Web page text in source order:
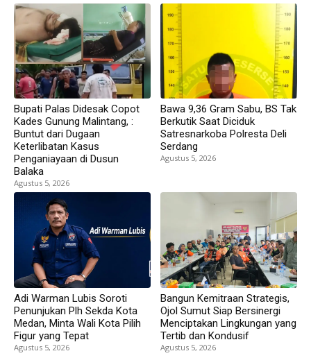
Bupati Palas Didesak Copot
Kades Gunung Malintang, :
Buntut dari Dugaan
Keterlibatan Kasus
Penganiayaan di Dusun
Balaka
Agustus 5, 2026
Bawa 9,36 Gram Sabu, BS Tak
Berkutik Saat Diciduk
Satresnarkoba Polresta Deli
Serdang
Agustus 5, 2026
Adi Warman Lubis Soroti
Penunjukan Plh Sekda Kota
Medan, Minta Wali Kota Pilih
Figur yang Tepat
Agustus 5, 2026
Bangun Kemitraan Strategis,
Ojol Sumut Siap Bersinergi
Menciptakan Lingkungan yang
Tertib dan Kondusif
Agustus 5, 2026